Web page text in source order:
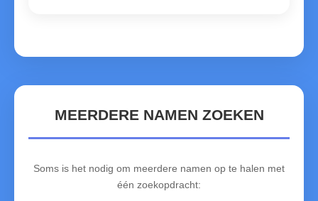
MEERDERE NAMEN ZOEKEN
Soms is het nodig om meerdere namen op te halen met
één zoekopdracht: